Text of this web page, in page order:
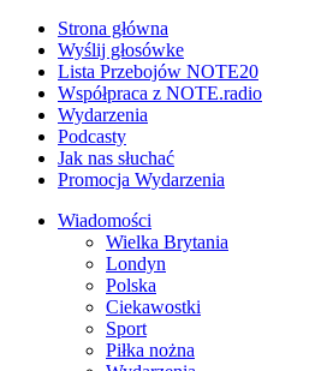
Strona główna
Wyślij głosówke
Lista Przebojów NOTE20
Współpraca z NOTE.radio
Wydarzenia
Podcasty
Jak nas słuchać
Promocja Wydarzenia
Wiadomości
Wielka Brytania
Londyn
Polska
Ciekawostki
Sport
Piłka nożna